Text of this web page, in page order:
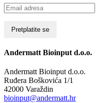
Andermatt Bioinput d.o.o.
Andermatt Bioinput d.o.o.
Ruđera Boškovića 1/1
42000 Varaždin
bioinput@andermatt.hr